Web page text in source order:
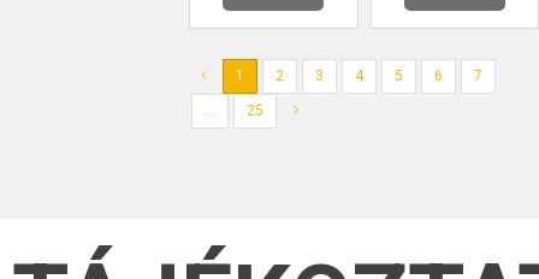
1 2 3 4 5 6 7
... 25